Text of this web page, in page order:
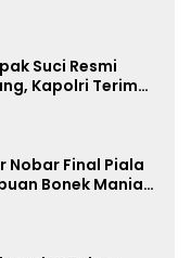
Suci Resmi
Kapolri Terima
Nobar Final Piala
Bonek Mania